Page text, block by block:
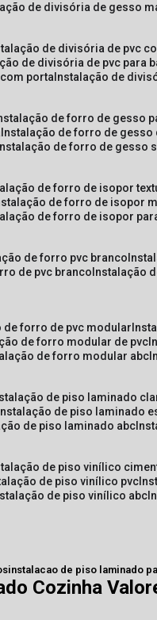
de divisória de gesso
de divisória de pvc
de divisória de pvc para
porta instalação de
de forro de gesso
instalação de forro de gesso
instalação de forro de gesso
de forro de isopor
de forro de isopor
de forro de isopor
de forro pvc branco
de pvc branco instalação
de forro de pvc modular
de forro modular de pvc
de forro modular abc
de piso laminado
instalação de piso laminado
de piso laminado abc
de piso vinílico
de piso vinílico pvc
de piso vinílico abc
instalacao de piso laminado
Cozinha